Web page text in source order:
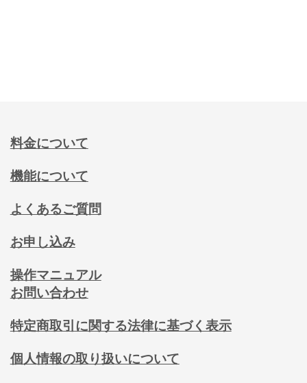
料金について
機能について
よくあるご質問
お申し込み
操作マニュアル
お問い合わせ
特定商取引に関する法律に基づく表示
個人情報の取り扱いについて